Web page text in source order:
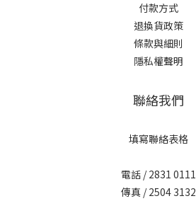
付款方式
退換貨政策
條款與細則
隱私權聲明
聯絡我們
填寫聯絡表格
電話 / 2831 0111
傳真 / 2504 3132